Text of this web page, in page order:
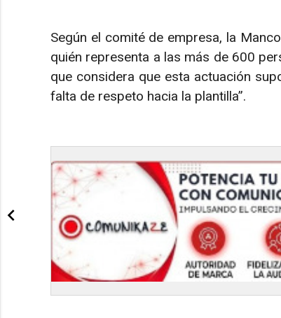
Según el comité de empresa, la
quién representa a las más de 600
que considera que esta actuación
falta de respeto hacia la plantilla”.